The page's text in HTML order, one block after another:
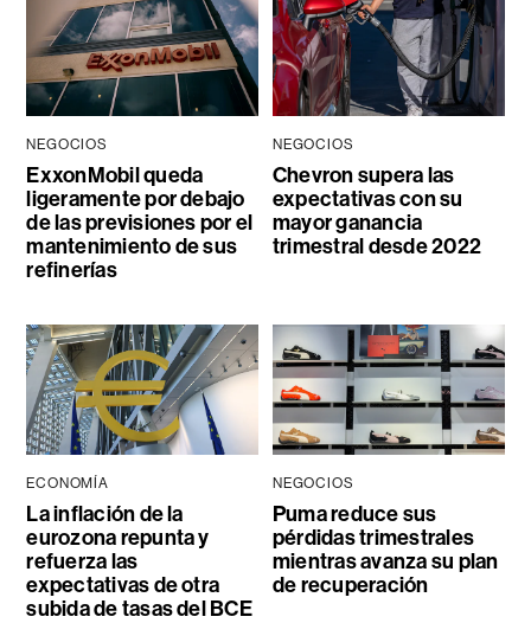
NEGOCIOS
ExxonMobil queda
ligeramente por debajo
de las previsiones por el
mantenimiento de sus
refinerías
NEGOCIOS
Chevron supera las
expectativas con su
mayor ganancia
trimestral desde 2022
ECONOMÍA
La inflación de la
eurozona repunta y
refuerza las
expectativas de otra
subida de tasas del BCE
NEGOCIOS
Puma reduce sus
pérdidas trimestrales
mientras avanza su plan
de recuperación